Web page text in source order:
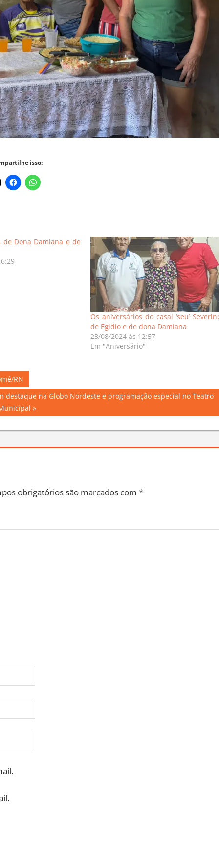
isso:
Os aniversários do casal ‘seu’
de Egídio e de dona Damiana
23/08/2024 às 12:57
RN
destaque na Globo Nordeste e programação especial no Teatro
obrigatórios são marcados com